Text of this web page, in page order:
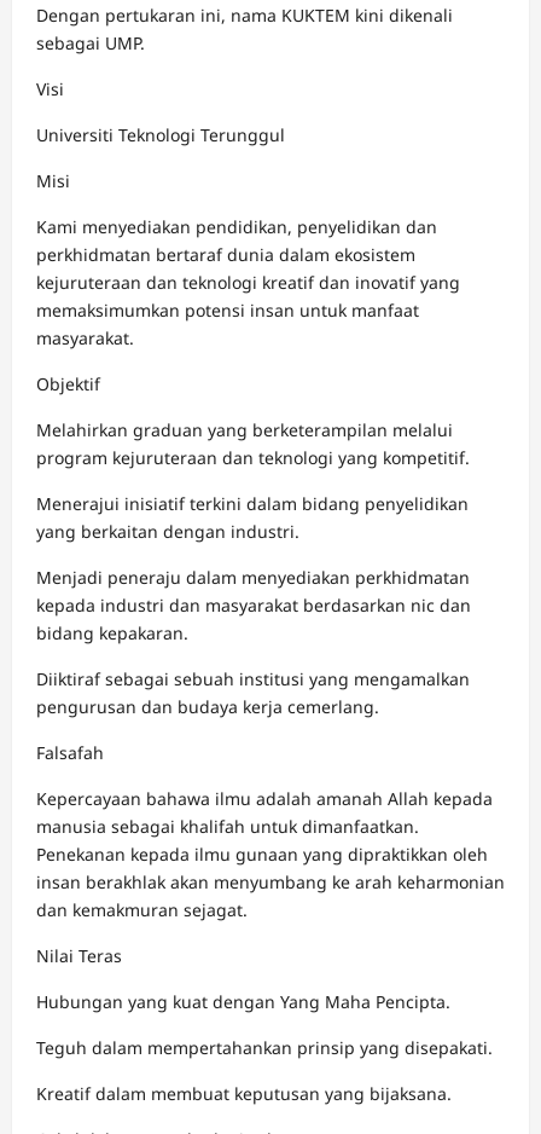
Dengan pertukaran ini, nama KUKTEM kini dikenali
sebagai UMP.
Visi
Universiti Teknologi Terunggul
Misi
Kami menyediakan pendidikan, penyelidikan dan
perkhidmatan bertaraf dunia dalam ekosistem
kejuruteraan dan teknologi kreatif dan inovatif yang
memaksimumkan potensi insan untuk manfaat
masyarakat.
Objektif
Melahirkan graduan yang berketerampilan melalui
program kejuruteraan dan teknologi yang kompetitif.
Menerajui inisiatif terkini dalam bidang penyelidikan
yang berkaitan dengan industri.
Menjadi peneraju dalam menyediakan perkhidmatan
kepada industri dan masyarakat berdasarkan nic dan
bidang kepakaran.
Diiktiraf sebagai sebuah institusi yang mengamalkan
pengurusan dan budaya kerja cemerlang.
Falsafah
Kepercayaan bahawa ilmu adalah amanah Allah kepada
manusia sebagai khalifah untuk dimanfaatkan.
Penekanan kepada ilmu gunaan yang dipraktikkan oleh
insan berakhlak akan menyumbang ke arah keharmonian
dan kemakmuran sejagat.
Nilai Teras
Hubungan yang kuat dengan Yang Maha Pencipta.
Teguh dalam mempertahankan prinsip yang disepakati.
Kreatif dalam membuat keputusan yang bijaksana.